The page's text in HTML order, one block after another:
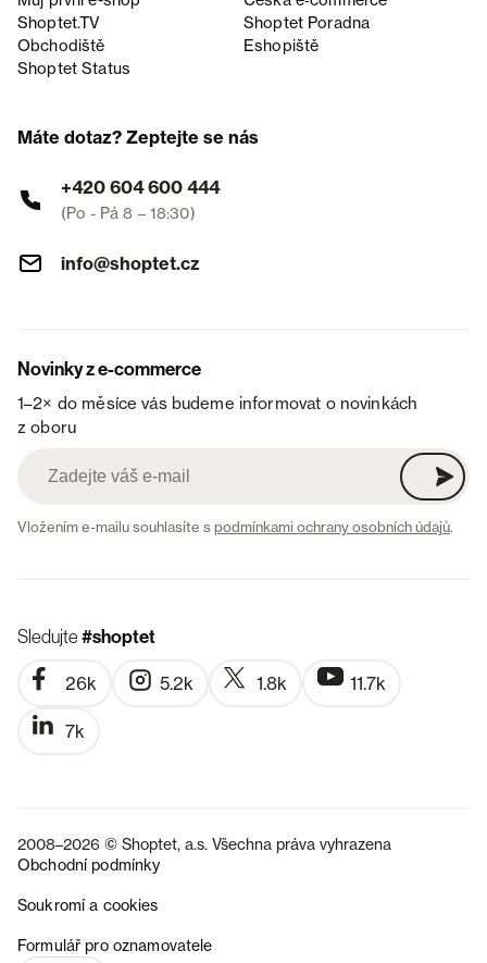
Shoptet.TV
Shoptet Poradna
Obchodiště
Eshopiště
Shoptet Status
Máte dotaz? Zeptejte se nás
+420 604 600 444
(Po - Pá 8 – 18:30)
info@shoptet.cz
Novinky z e-commerce
1–2× do měsíce vás budeme informovat o novinkách
z oboru
Vložením e-mailu souhlasíte spodmínkami ochrany osobních údajů.
Sledujte#shoptet
26k 5.2k 1.8k 11.7k
7k
2008–2026 © Shoptet, a.s. Všechna práva vyhrazena
Obchodní podmínky
Soukromí a cookies
Formulář pro oznamovatele